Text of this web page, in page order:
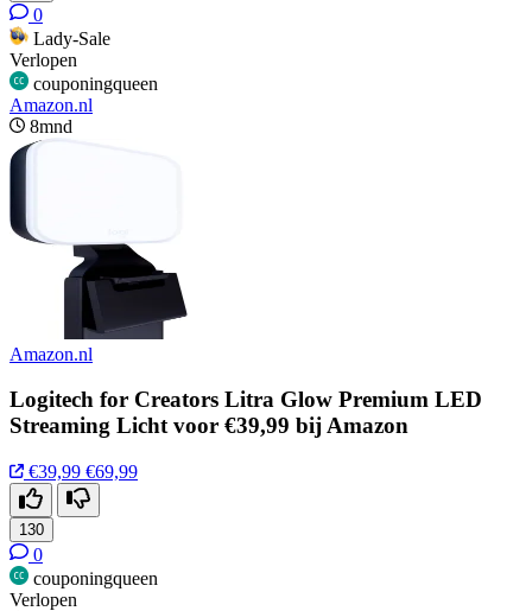
0
Lady-Sale
Verlopen
couponingqueen
Amazon.nl
8mnd
Amazon.nl
Logitech for Creators Litra Glow Premium LED
Streaming Licht voor €39,99 bij Amazon
€39,99 €69,99
130
0
couponingqueen
Verlopen